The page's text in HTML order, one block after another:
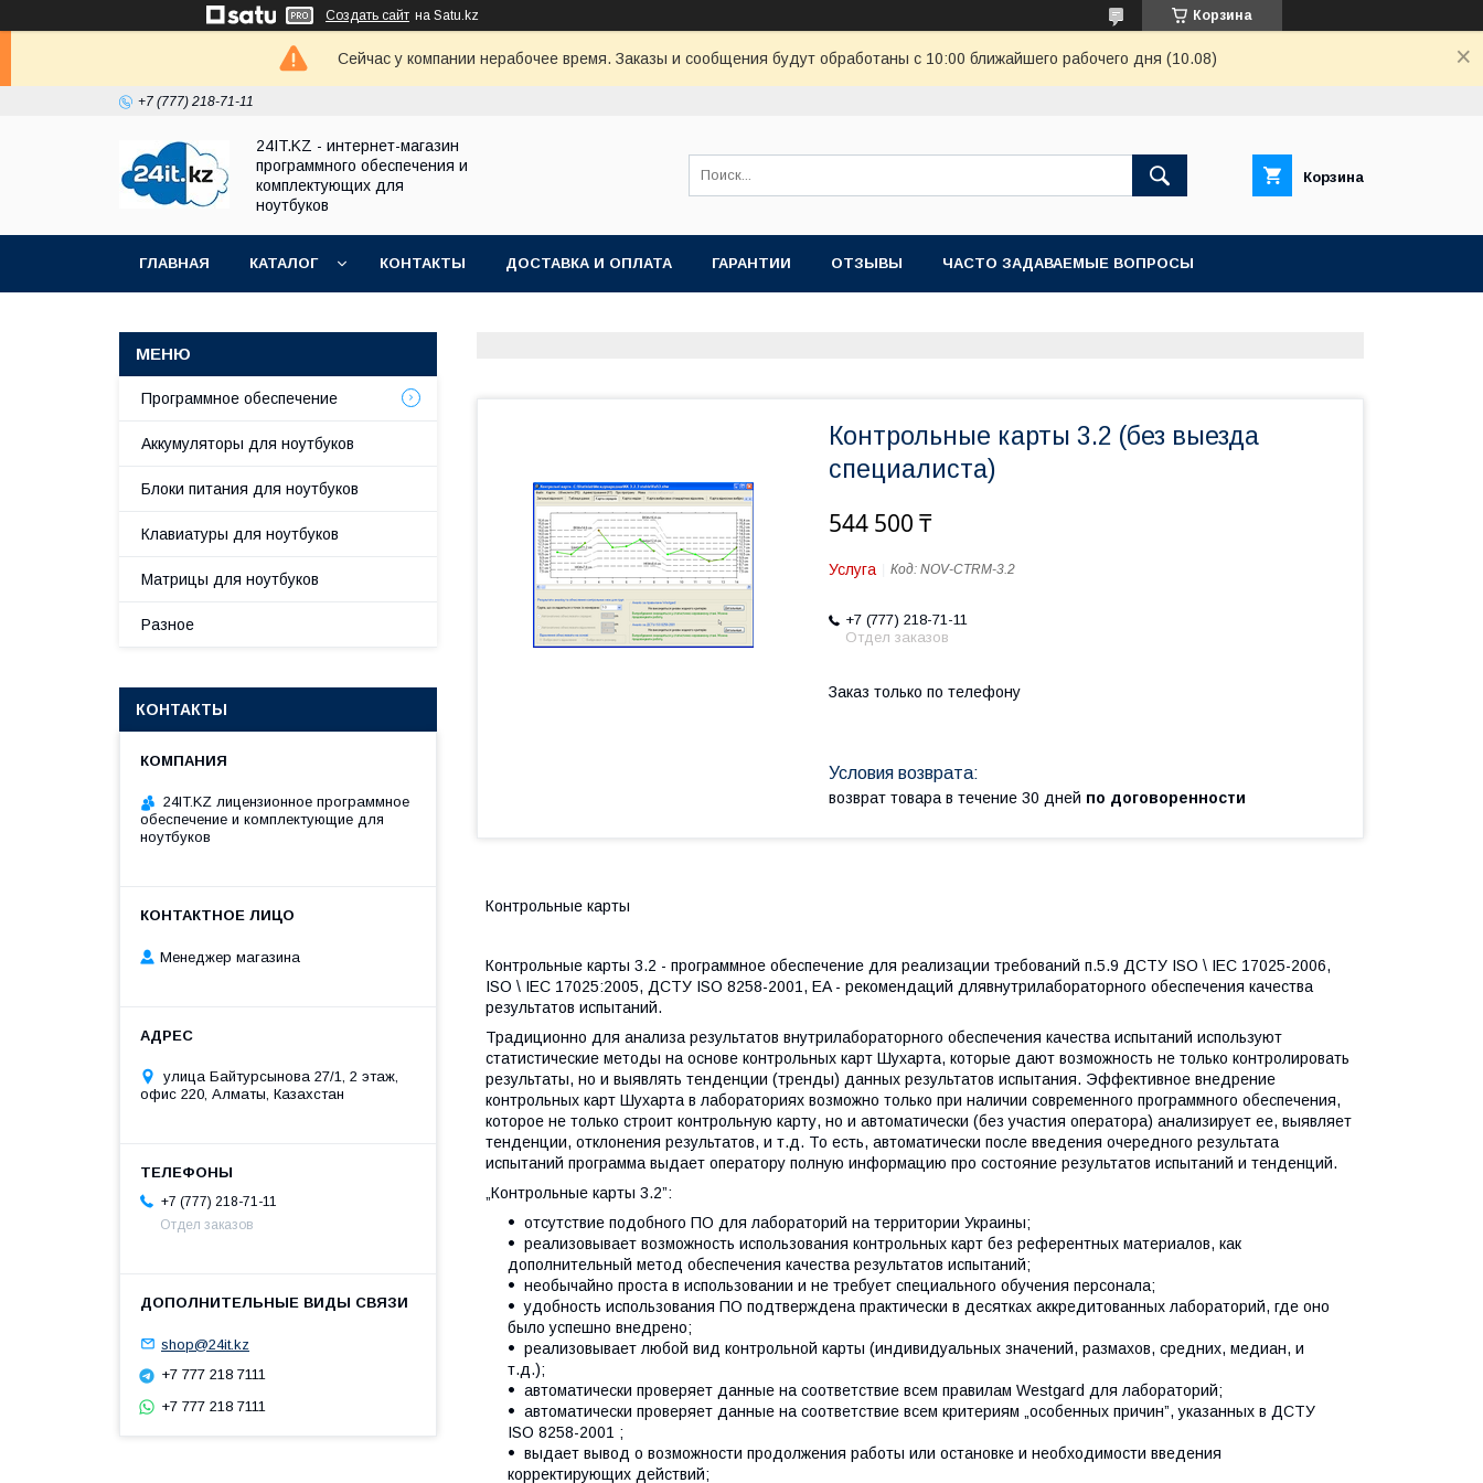
Создать сайт на Satu.kz Корзина
Сейчас у компании нерабочее время. Заказы и сообщения будут обработаны с 10:00 ближайшего рабочего дня (10.08)
+7 (777) 218-71-11
24IT.KZ - интернет-магазин
программного обеспечения и
комплектующих для
ноутбуков
Корзина
ГЛАВНАЯ КАТАЛОГ КОНТАКТЫ ДОСТАВКА И ОПЛАТА ГАРАНТИИ ОТЗЫВЫ ЧАСТО ЗАДАВАЕМЫЕ ВОПРОСЫ
Контрольные карты 3.2 (без выезда
специалиста)
544 500 ₸
Услуга Код: NOV-CTRM-3.2
+7 (777) 218-71-11
Отдел заказов
Заказ только по телефону
возврат товара в течение 30 дней по договоренности
Контрольные карты
Контрольные карты 3.2 - программное обеспечение для реализации требований п.5.9 ДСТУ ISO \ IEC 17025-2006,
ISO \ IEC 17025:2005, ДСТУ ISO 8258-2001, EA - рекомендаций длявнутрилабораторного обеспечения качества
результатов испытаний.
Традиционно для анализа результатов внутрилабораторного обеспечения качества испытаний используют
статистические методы на основе контрольных карт Шухарта, которые дают возможность не только контролировать
результаты, но и выявлять тенденции (тренды) данных результатов испытания. Эффективное внедрение
контрольных карт Шухарта в лабораториях возможно только при наличии современного программного обеспечения,
которое не только строит контрольную карту, но и автоматически (без участия оператора) анализирует ее, выявляет
тенденции, отклонения результатов, и т.д. То есть, автоматически после введения очередного результата
испытаний программа выдает оператору полную информацию про состояние результатов испытаний и тенденций.
„Контрольные карты 3.2”:
отсутствие подобного ПО для лабораторий на территории Украины;
реализовывает возможность использования контрольных карт без референтных материалов, как
дополнительный метод обеспечения качества результатов испытаний;
необычайно проста в использовании и не требует специального обучения персонала;
удобность использования ПО подтверждена практически в десятках аккредитованных лабораторий, где оно
было успешно внедрено;
реализовывает любой вид контрольной карты (индивидуальных значений, размахов, средних, медиан, и
т.д.);
автоматически проверяет данные на соответствие всем правилам Westgard для лабораторий;
автоматически проверяет данные на соответствие всем критериям „особенных причин”, указанных в ДСТУ
ISO 8258-2001 ;
выдает вывод о возможности продолжения работы или остановке и необходимости введения
корректирующих действий;
Программное обеспечение
Аккумуляторы для ноутбуков
Блоки питания для ноутбуков
Клавиатуры для ноутбуков
Матрицы для ноутбуков
Разное
КОНТАКТЫ
24IT.KZ лицензионное программное
обеспечение и комплектующие для
ноутбуков
Менеджер магазина
улица Байтурсынова 27/1, 2 этаж,
офис 220, Алматы, Казахстан
+7 (777) 218-71-11
Отдел заказов
shop@24it.kz
+7 777 218 7111
+7 777 218 7111